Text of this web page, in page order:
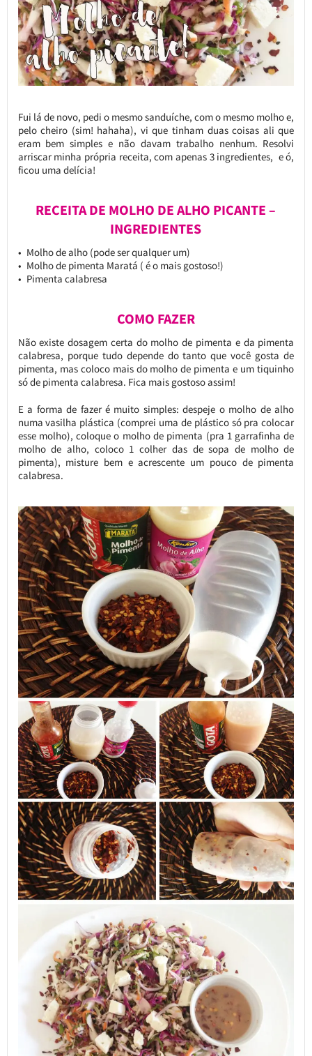
Fui lá de novo, pedi o mesmo sanduíche, com o mesmo molho e,
pelo cheiro (sim! hahaha), vi que tinham duas coisas ali que
eram bem simples e não davam trabalho nenhum. Resolvi
arriscar minha própria receita, com apenas 3 ingredientes, e ó,
ficou uma delícia!
RECEITA DE MOLHO DE ALHO PICANTE –
INGREDIENTES
Molho de alho (pode ser qualquer um)
Molho de pimenta Maratá ( é o mais gostoso!)
Pimenta calabresa
COMO FAZER
Não existe dosagem certa do molho de pimenta e da pimenta
calabresa, porque tudo depende do tanto que você gosta de
pimenta, mas coloco mais do molho de pimenta e um tiquinho
só de pimenta calabresa. Fica mais gostoso assim!
E a forma de fazer é muito simples: despeje o molho de alho
numa vasilha plástica (comprei uma de plástico só pra colocar
esse molho), coloque o molho de pimenta (pra 1 garrafinha de
molho de alho, coloco 1 colher das de sopa de molho de
pimenta), misture bem e acrescente um pouco de pimenta
calabresa.